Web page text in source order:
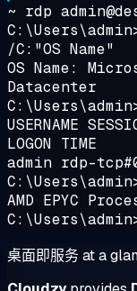
~ rdp
/C:"OS Name"
OS Name:
Datacenter
USERNAME
LOGON TIME
admin rdp-
AMD EPYC
桌面即服务 at a